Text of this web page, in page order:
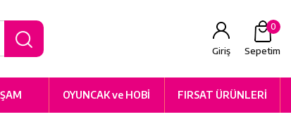
Giriş Sepetim
0
OYUNCAK ve HOBİ FIRSAT ÜRÜNLERİ